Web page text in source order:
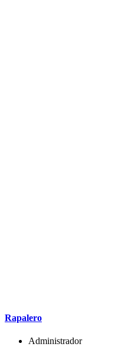
Rapalero
Administrador